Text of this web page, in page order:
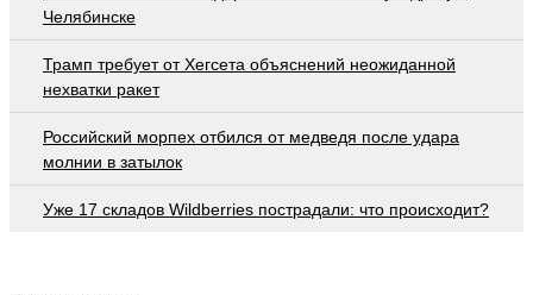
Челябинске
Трамп требует от Хегсета объяснений неожиданной
нехватки ракет
Российский морпех отбился от медведя после удара
молнии в затылок
Уже 17 складов Wildberries пострадали: что происходит?